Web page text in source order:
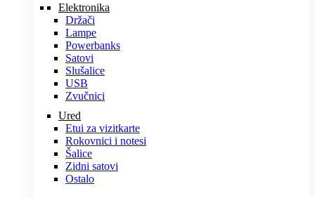
Elektronika
Držači
Lampe
Powerbanks
Satovi
Slušalice
USB
Zvučnici
Ured
Etui za vizitkarte
Rokovnici i notesi
Šalice
Zidni satovi
Ostalo